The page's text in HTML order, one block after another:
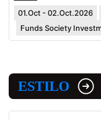
01.Oct - 02.Oct.2026
Funds Society
ESTILO